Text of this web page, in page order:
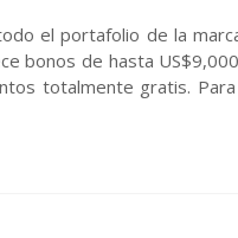
el portafolio de la
bonos de hasta
totalmente gratis.